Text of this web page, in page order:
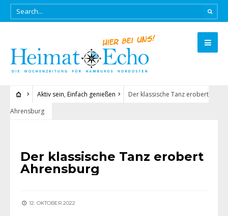
Aktiv sein, Einfach genießen
Der klassische Tanz erobert
Ahrensburg
Der klassische Tanz erobert
Ahrensburg
12. OKTOBER 2022